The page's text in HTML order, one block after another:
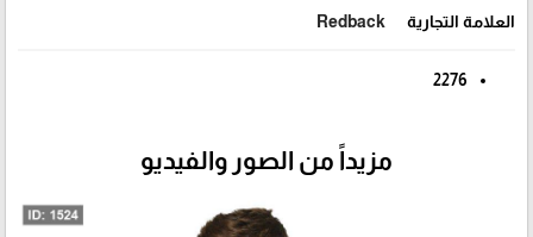
العلامة التجارية Redback
2276
مزيداً من الصور والفيديو